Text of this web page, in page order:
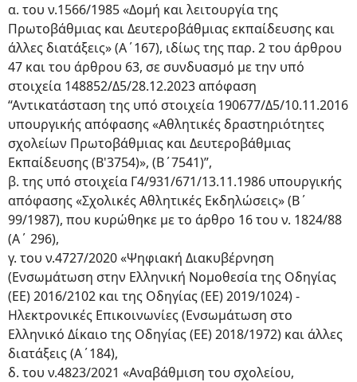
α. του ν.1566/1985 «Δομή και λειτουργία της
Πρωτοβάθμιας και Δευτεροβάθμιας εκπαίδευσης και
άλλες διατάξεις» (Α΄167), ιδίως της παρ. 2 του άρθρου
47 και του άρθρου 63, σε συνδυασμό με την υπό
στοιχεία 148852/Δ5/28.12.2023 απόφαση
“Αντικατάσταση της υπό στοιχεία 190677/Δ5/10.11.2016
υπουργικής απόφασης «Αθλητικές δραστηριότητες
σχολείων Πρωτοβάθμιας και Δευτεροβάθμιας
Εκπαίδευσης (Β'3754)», (B΄7541)”,
β. της υπό στοιχεία Γ4/931/671/13.11.1986 υπουργικής
απόφασης «Σχολικές Αθλητικές Εκδηλώσεις» (Β΄
99/1987), που κυρώθηκε με το άρθρο 16 του ν. 1824/88
(Α΄ 296),
γ. του ν.4727/2020 «Ψηφιακή Διακυβέρνηση
(Ενσωμάτωση στην Ελληνική Νομοθεσία της Οδηγίας
(ΕΕ) 2016/2102 και της Οδηγίας (ΕΕ) 2019/1024) -
Ηλεκτρονικές Επικοινωνίες (Ενσωμάτωση στο
Ελληνικό Δίκαιο της Οδηγίας (ΕΕ) 2018/1972) και άλλες
διατάξεις (Α΄184),
δ. του ν.4823/2021 «Αναβάθμιση του σχολείου,